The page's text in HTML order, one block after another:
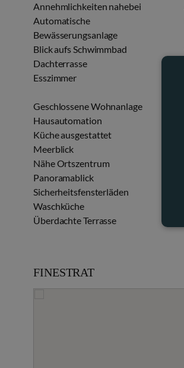
Annehmlichkeiten nahebei
Automatische
Bewässerungsanlage
Blick aufs Schwimmbad
Dachterrasse
Esszimmer
Geschlossene Wohnanlage
Hausautomation
Küche ausgestattet
Meerblick
Nähe Ortszentrum
Panoramablick
Sicherheitsfensterläden
Waschküche
Überdachte Terrasse
FINESTRAT